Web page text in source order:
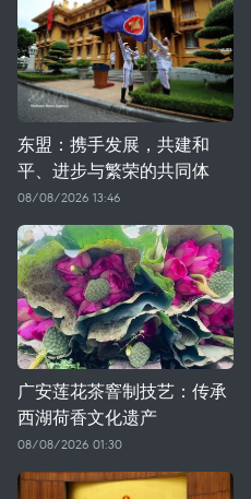
东盟：携手发展，共建和
平、进步与繁荣的共同体
08/08/2026 13:46
广安莲花茶窨制技艺：传承
西湖荷香文化遗产
08/08/2026 01:30